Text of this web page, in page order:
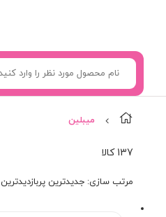
میبلین
137 کالا
مرتب‌ سازی: جدیدترین پربازدیدترین